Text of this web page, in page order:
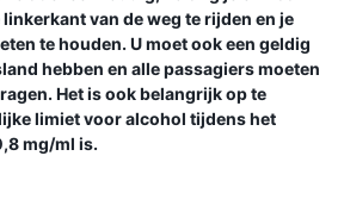
van de weg te rijden en je
te houden. U moet ook een geldig
hebben en alle passagiers moeten
Het is ook belangrijk op te
limiet voor alcohol tijdens het
mg/ml is.